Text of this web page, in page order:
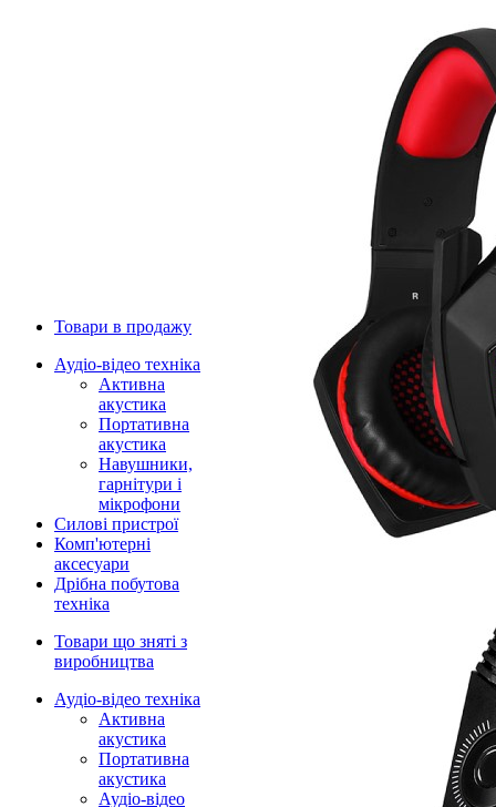
Товари в продажу
Аудіо-відео техніка
Активна
акустика
Портативна
акустика
Навушники,
гарнітури і
мікрофони
Силові пристрої
Комп'ютерні
аксесуари
Дрібна побутова
техніка
Товари що зняті з
виробництва
Аудіо-відео техніка
Активна
акустика
Портативна
акустика
Аудіо-відео